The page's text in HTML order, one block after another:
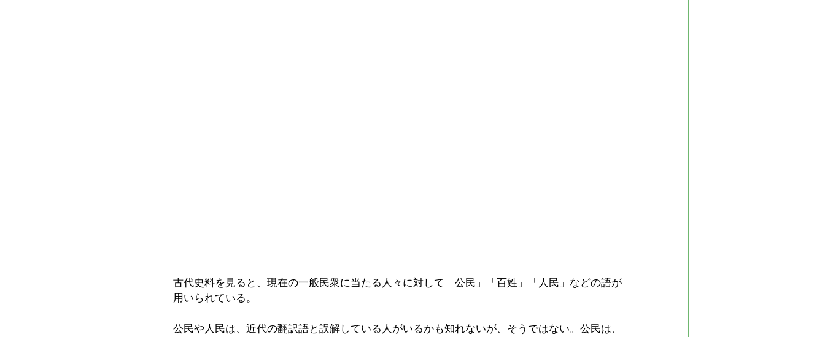
古代史料を見ると、現在の一般民衆に当たる人々に対して「公民」「百姓」「人民」などの語が
用いられている。
公民や人民は、近代の翻訳語と誤解している人がいるかも知れないが、そうではない。公民は、